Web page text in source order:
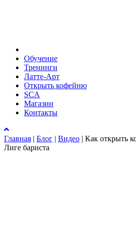
Обучение
Тренинги
Латте-Арт
Открыть кофейню
SCA
Магазин
Контакты
Главная | Блог | Видео | Как открыть
Лиге бариста